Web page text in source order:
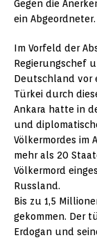
Gegen die
ein
Im Vorfeld der
Regierungschef
Deutschland vor
Türkei durch
Ankara hatte in
und
Völkermordes im
mehr als 20
Völkermord
Russland.
Bis zu 1,5
gekommen. Der
Erdogan und